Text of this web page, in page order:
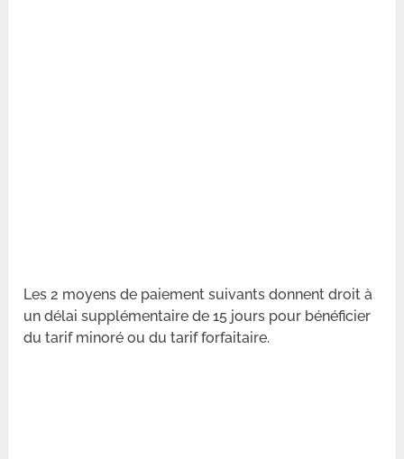
Les 2 moyens de paiement suivants donnent droit à
un délai supplémentaire de 15 jours pour bénéficier
du tarif minoré ou du tarif forfaitaire.